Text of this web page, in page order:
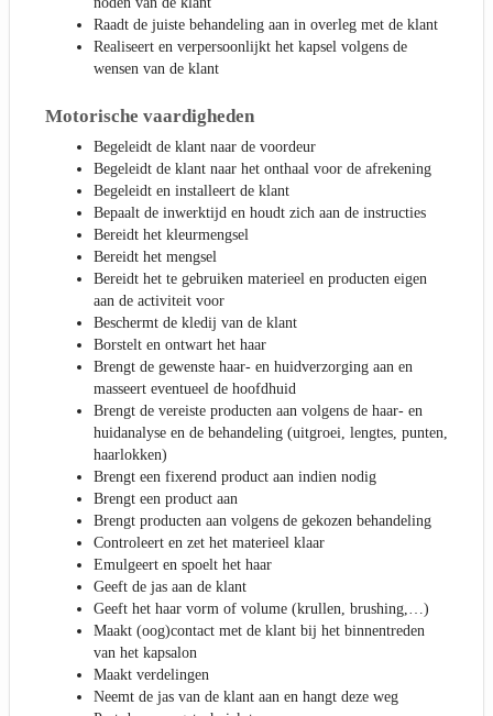
Raadt de juiste behandeling aan in overleg met de klant
Realiseert en verpersoonlijkt het kapsel volgens de
wensen van de klant
Motorische vaardigheden
Begeleidt de klant naar de voordeur
Begeleidt de klant naar het onthaal voor de afrekening
Begeleidt en installeert de klant
Bepaalt de inwerktijd en houdt zich aan de instructies
Bereidt het kleurmengsel
Bereidt het mengsel
Bereidt het te gebruiken materieel en producten eigen
aan de activiteit voor
Beschermt de kledij van de klant
Borstelt en ontwart het haar
Brengt de gewenste haar- en huidverzorging aan en
masseert eventueel de hoofdhuid
Brengt de vereiste producten aan volgens de haar- en
huidanalyse en de behandeling (uitgroei, lengtes, punten,
haarlokken)
Brengt een fixerend product aan indien nodig
Brengt een product aan
Brengt producten aan volgens de gekozen behandeling
Controleert en zet het materieel klaar
Emulgeert en spoelt het haar
Geeft de jas aan de klant
Geeft het haar vorm of volume (krullen, brushing,…)
Maakt (oog)contact met de klant bij het binnentreden
van het kapsalon
Maakt verdelingen
Neemt de jas van de klant aan en hangt deze weg